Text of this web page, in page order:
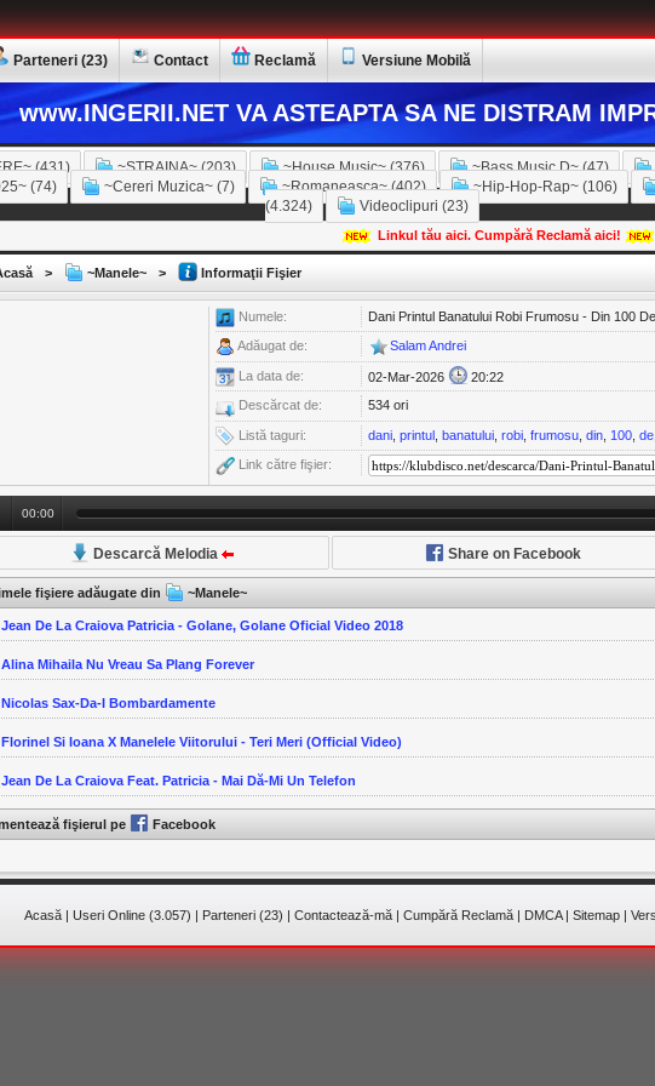
Parteneri (23) Contact Reclamă Versiune Mobilă
www.INGERII.NET VA ASTEAPTA SA NE DISTRAM
(431) ~STRAINA~ (203) ~House Music~ (376) ~Bass Music D~ (47)
(74) ~Cereri Muzica~ (7) ~Romaneasca~ (402) ~Hip-Hop-Rap~ (106)
(4.324)
Videoclipuri (23)
Linkul tău aici. Cumpără Reclamă aici!
> ~Manele~ > Informaţii Fişier
Numele: Dani Printul Banatului Robi Frumosu - Din 100
Adăugat de: Salam Andrei
La data de: 02-Mar-2026
20:22
Descărcat de:
534 ori
Listă taguri: dani printul banatului robi frumosu din 100 de
Link către fişier:
00:00
Descarcă Melodia Share on Facebook
fişiere adăugate din ~Manele~
Jean De La Craiova Patricia - Golane, Golane Oficial Video 2018
Alina Mihaila Nu Vreau Sa Plang Forever
Nicolas Sax-Da-I Bombardamente
Florinel Si Ioana X Manelele Viitorului - Teri Meri (Official Video)
Jean De La Craiova Feat. Patricia - Mai Dă-Mi Un Telefon
fişierul pe Facebook
Acasă| Useri Online (3.057) | Parteneri (23) | Contactează-mă| Cumpără Reclamă| DMCA| Sitemap|